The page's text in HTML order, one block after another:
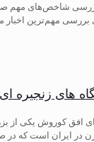
️بررسی شاخص‌های مهم
️بررسی مهم‌ترین
های زنجیره
افق کوروش یکی از
در ایران است که در